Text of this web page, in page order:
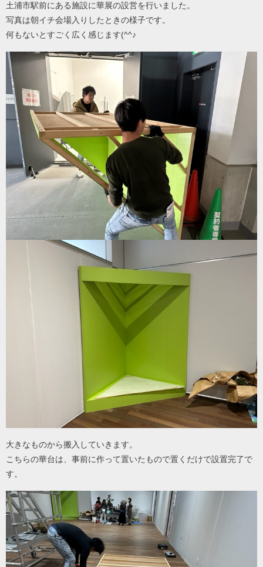
土浦市駅前にある施設に華展の設営を行いました。
写真は朝イチ会場入りしたときの様子です。
何もないとすごく広く感じます(^^♪
大きなものから搬入していきます。
こちらの華台は、事前に作って置いたもので置くだけで設置完了で
す。